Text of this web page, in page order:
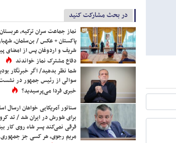
در بحث مشارکت کنید
نماز جماعت سران ترکیه،
پاکستان + عکس / بن‌سلمان،
شریف و اردوغان پس از امضای
دفاع مشترک نماز خواندند
شما نظر بدهید/ اگر خبرنگار
سوالی از رئیس جمهور در
خبری فردا می‌پرسیدید؟
سناتور آمریکایی خواهان ارسال
برای شورش در ایران شد / تد
فرقی نمی‌کند پسر شاه روی کار
مریم رجوی، هر کسی جز جمهوری